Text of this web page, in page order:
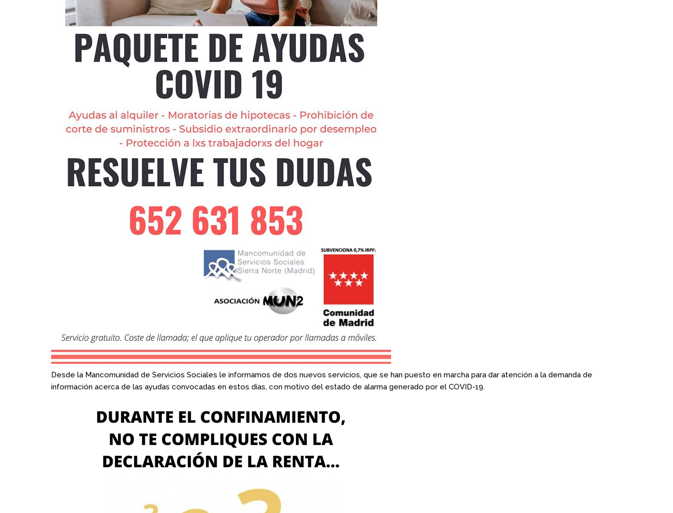
Desde la Mancomunidad de Servicios Sociales le informamos de dos nuevos servicios, que se han puesto en marcha para dar atención a la demanda de
información acerca de las ayudas convocadas en estos días, con motivo del estado de alarma generado por el COVID-19.